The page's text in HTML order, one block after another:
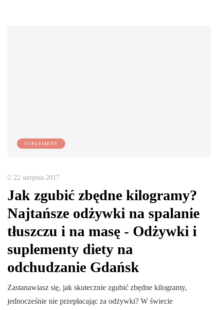
SUPLEMENY
22 sierpnia 2017
Jak zgubić zbędne kilogramy?
Najtańsze odżywki na spalanie
tłuszczu i na masę - Odżywki i
suplementy diety na
odchudzanie Gdańsk
Zastanawiasz się, jak skutecznie zgubić zbędne kilogramy,
jednocześnie nie przepłacając za odżywki? W świecie